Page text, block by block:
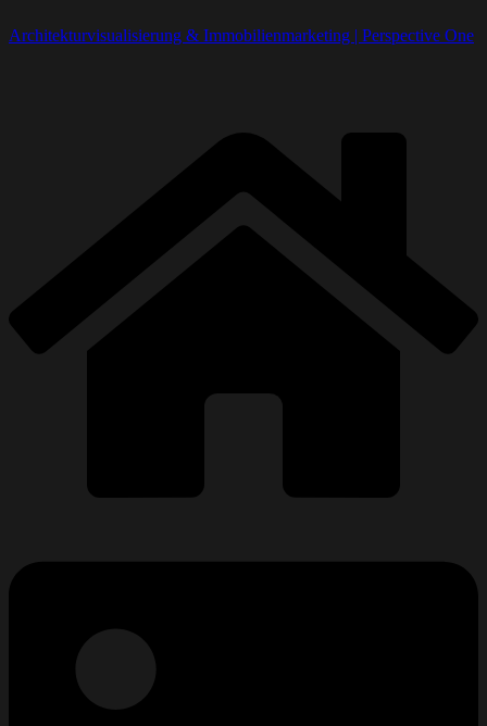
Architekturvisualisierung & Immobilienmarketing | Perspective One